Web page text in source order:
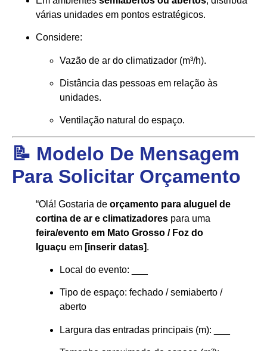
várias unidades em pontos estratégicos.
Considere:
Vazão de ar do climatizador (m³/h).
Distância das pessoas em relação às
unidades.
Ventilação natural do espaço.
📝 Modelo De Mensagem
Para Solicitar Orçamento
“Olá! Gostaria de orçamento para aluguel de
cortina de ar e climatizadores para uma
feira/evento em Mato Grosso / Foz do
Iguaçu em [inserir datas].
Local do evento: ___
Tipo de espaço: fechado / semiaberto /
aberto
Largura das entradas principais (m): ___